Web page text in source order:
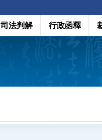
司法判解 行政函釋